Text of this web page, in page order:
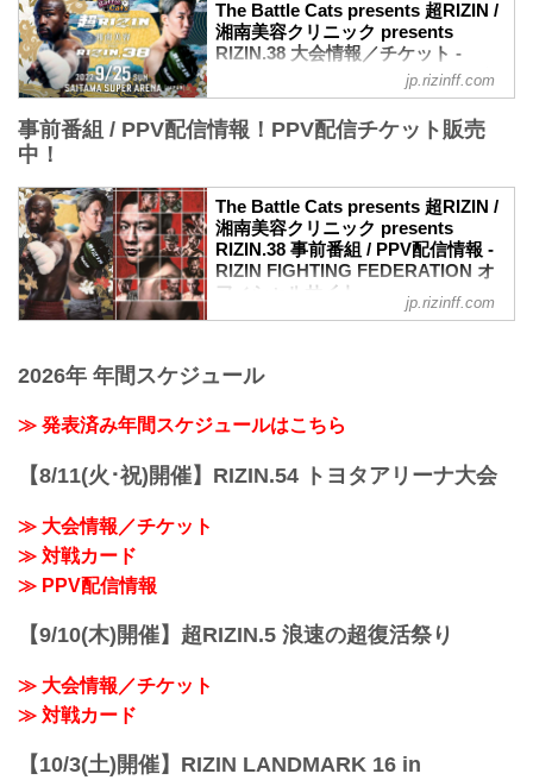
The Battle Cats presents 超RIZIN /
湘南美容クリニック presents
RIZIN.38 大会情報／チケット -
RIZIN FIGHTING FEDERATION オ
フィシャルサイト
大会概要
美容クリニック presents RIZIN.38
日時
2022年9月25日（日）10:30開場 / 12:00開
始
※RIZIN.38は超RIZIN終了後、1時間の休
憩を挟んで開始いたします。尚15:00開始
さい。
20:00〜21:00頃
予定時間が前後することがありますので
ご...
jp.rizinff.com
事前番組 / PPV配信情報！PPV配信チケット販売
中！
The Battle Cats presents 超RIZIN /
湘南美容クリニック presents
RIZIN.38 事前番組 / PPV配信情報 -
RIZIN FIGHTING FEDERATION オ
フィシャルサイト
9月25日（日）さいたまスーパーアリーナ
超RIZIN / 湘南美容クリニック presents
PPV配信チケット情報をまとめたぞ！
会場に来れない方はお好きな配信サービ
湘南美容クリニック presents RIZIN.38
jp.rizinff.com
2026年 年間スケジュール
≫ 発表済み年間スケジュールはこちら
【8/11(火･祝)開催】RIZIN.54 トヨタアリーナ大会
≫ 大会情報／チケット
≫ 対戦カード
≫ PPV配信情報
【9/10(木)開催】超RIZIN.5 浪速の超復活祭り
≫ 大会情報／チケット
≫ 対戦カード
【10/3(土)開催】RIZIN LANDMARK 16 in